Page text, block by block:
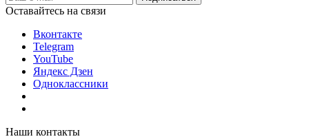
Оставайтесь на связи
Вконтакте
Telegram
YouTube
Яндекс Дзен
Одноклассники
Наши контакты